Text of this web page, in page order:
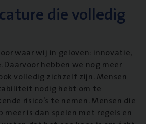
die volledig
waar wij in geloven: innovatie,
hebben we nog meer
volledig zichzelf zijn. Mensen
nodig hebt om te
risico’s te nemen. Mensen die
is dan spelen met regels en